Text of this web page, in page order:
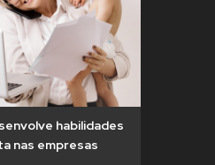
habilidades
nas empresas